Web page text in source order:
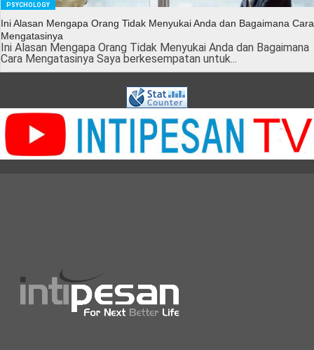
PSYCHOLOGY
Ini Alasan Mengapa Orang Tidak Menyukai Anda dan Bagaimana Cara
Mengatasinya
Ini Alasan Mengapa Orang Tidak Menyukai Anda dan Bagaimana
Cara Mengatasinya Saya berkesempatan untuk...